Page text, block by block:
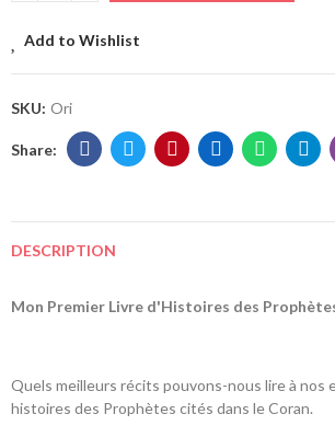
Add to Wishlist
SKU: Ori
DESCRIPTION
Mon Premier Livre d'Histoires des
Quels meilleurs récits pouvons-nous lire à nos
histoires des Prophètes cités dans le Coran.